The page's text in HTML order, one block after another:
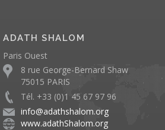
ADATH SHALOM
Paris Ouest
8 rue George-Bernard Shaw
75015 PARIS
Tél. +33 (0)1 45 67 97 96
info@adathshalom.org
www.adathShalom.org